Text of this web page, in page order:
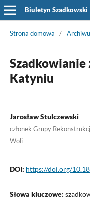
Biuletyn Szadkowski
Strona domowa /
Katyniu
Jarosław Stulczewski
członek Grupy
Woli
DOI: https://doi.org/
Słowa kluczowe: